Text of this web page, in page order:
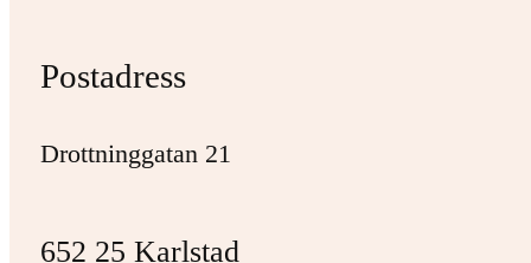
Postadress
Drottninggatan 21
652 25 Karlstad